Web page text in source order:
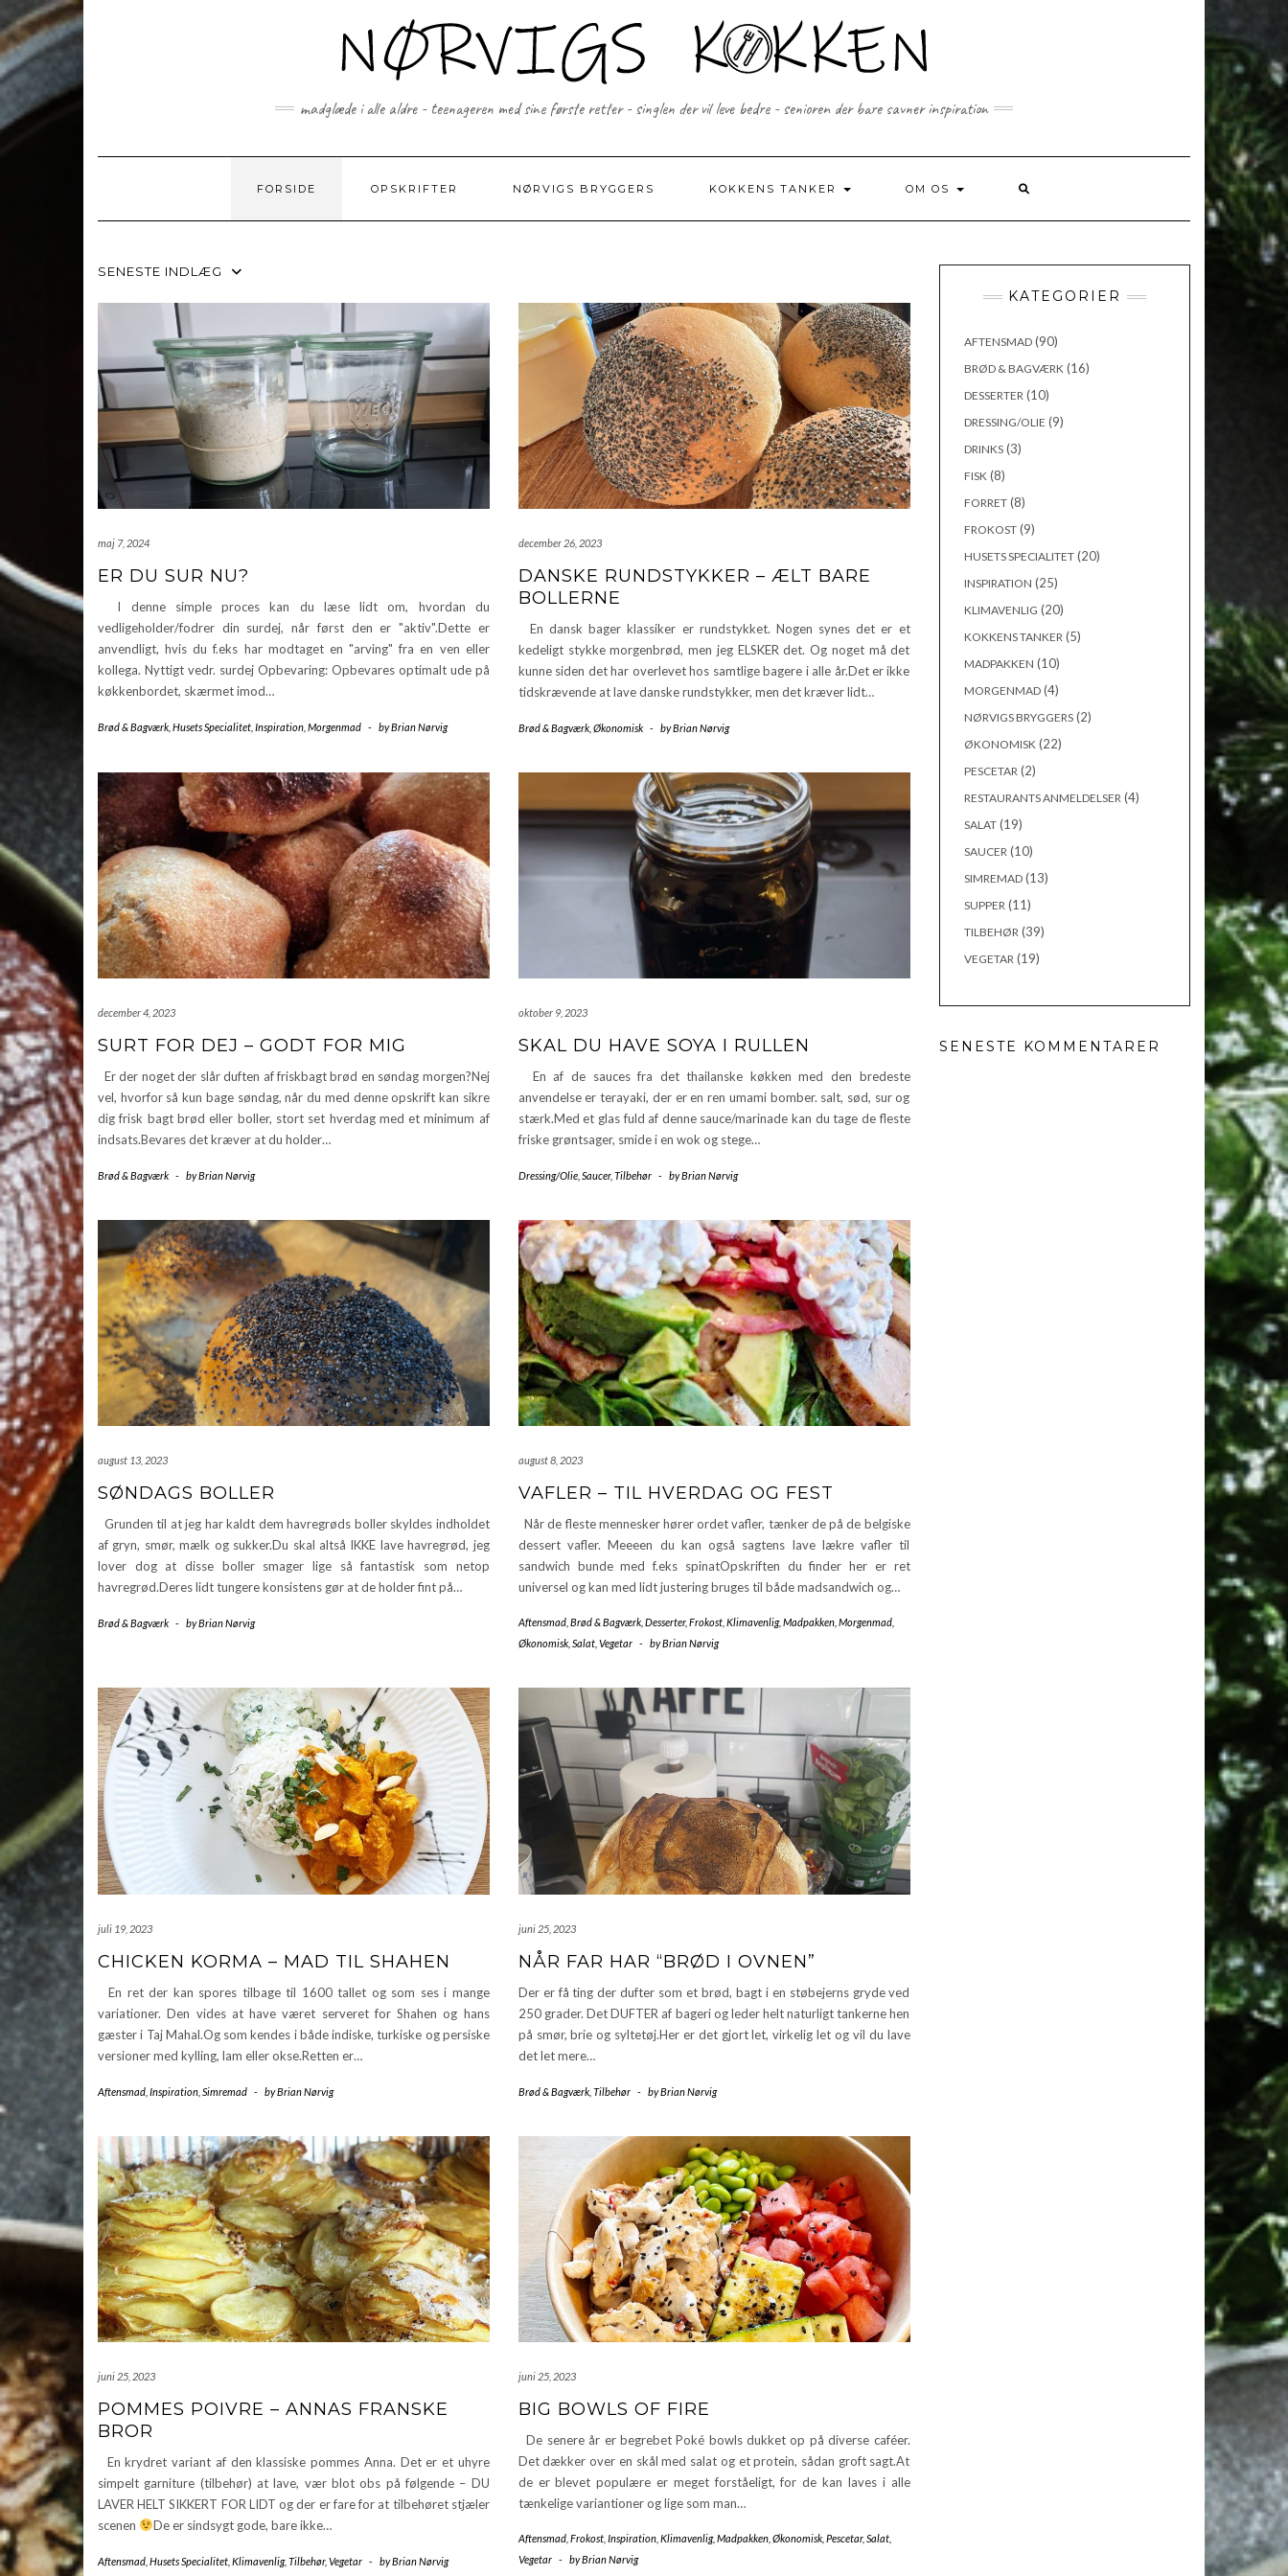
to
content
madglæde i alle aldre - teenageren med sine første retter - singlen der vil leve bedre - senioren der bare savner inspiration
FORSIDE OPSKRIFTER NØRVIGS BRYGGERS KOKKENS TANKER OM OS
SENESTE INDLÆG
maj 7, 2024
ER DU SUR NU?
I denne simple proces kan du læse lidt om, hvordan du
vedligeholder/fodrer din surdej, når først den er "aktiv".Dette er
anvendligt, hvis du f.eks har modtaget en "arving" fra en ven eller
kollega. Nyttigt vedr. surdej Opbevaring: Opbevares optimalt ude på
køkkenbordet, skærmet imod…
Brød & Bagværk Husets Specialitet Inspiration Morgenmad - byBrian Nørvig
december 26, 2023
DANSKE RUNDSTYKKER – ÆLT BARE
BOLLERNE
En dansk bager klassiker er rundstykket. Nogen synes det er et
kedeligt stykke morgenbrød, men jeg ELSKER det. Og noget må det
kunne siden det har overlevet hos samtlige bagere i alle år.Det er ikke
tidskrævende at lave danske rundstykker, men det kræver lidt…
Brød & Bagværk, Økonomisk - byBrian Nørvig
december 4, 2023
SURT FOR DEJ – GODT FOR MIG
Er der noget der slår duften af friskbagt brød en søndag morgen?Nej
vel, hvorfor så kun bage søndag, når du med denne opskrift kan sikre
dig frisk bagt brød eller boller, stort set hverdag med et minimum af
indsats.Bevares det kræver at du holder…
Brød & Bagværk - byBrian Nørvig
oktober 9, 2023
SKAL DU HAVE SOYA I RULLEN
En af de sauces fra det thailanske køkken med den bredeste
anvendelse er terayaki, der er en ren umami bomber. salt, sød, sur og
stærk.Med et glas fuld af denne sauce/marinade kan du tage de fleste
friske grøntsager, smide i en wok og stege…
Dressing/Olie, Saucer, Tilbehør - byBrian Nørvig
august 13, 2023
SØNDAGS BOLLER
Grunden til at jeg har kaldt dem havregrøds boller skyldes indholdet
af gryn, smør, mælk og sukker.Du skal altså IKKE lave havregrød, jeg
lover dog at disse boller smager lige så fantastisk som netop
havregrød.Deres lidt tungere konsistens gør at de holder fint på…
Brød & Bagværk - byBrian Nørvig
august 8, 2023
VAFLER – TIL HVERDAG OG FEST
Når de fleste mennesker hører ordet vafler, tænker de på de belgiske
dessert vafler. Meeeen du kan også sagtens lave lækre vafler til
sandwich bunde med f.eks spinatOpskriften du finder her er ret
universel og kan med lidt justering bruges til både madsandwich og…
Aftensmad, Brød & Bagværk, Desserter, Frokost, Klimavenlig, Madpakken, Morgenmad,
Økonomisk, Salat, Vegetar - byBrian Nørvig
juli 19, 2023
CHICKEN KORMA – MAD TIL SHAHEN
En ret der kan spores tilbage til 1600 tallet og som ses i mange
variationer. Den vides at have været serveret for Shahen og hans
gæster i Taj Mahal.Og som kendes i både indiske, turkiske og persiske
versioner med kylling, lam eller okse.Retten er…
Aftensmad Inspiration Simremad - byBrian Nørvig
juni 25, 2023
NÅR FAR HAR “BRØD I OVNEN”
Der er få ting der dufter som et brød, bagt i en støbejerns gryde ved
250 grader. Det DUFTER af bageri og leder helt naturligt tankerne hen
på smør, brie og syltetøj.Her er det gjort let, virkelig let og vil du lave
det let mere…
Brød & Bagværk, Tilbehør - byBrian Nørvig
juni 25, 2023
POMMES POIVRE – ANNAS FRANSKE
BROR
En krydret variant af den klassiske pommes Anna. Det er et uhyre
simpelt garniture (tilbehør) at lave, vær blot obs på følgende – DU
LAVER HELT SIKKERT FOR LIDT og der er fare for at tilbehøret stjæler
scenen
De er sindsygt gode, bare ikke…
Aftensmad Husets Specialitet Klimavenlig, Tilbehør, Vegetar - byBrian Nørvig
juni 25, 2023
BIG BOWLS OF FIRE
De senere år er begrebet Poké bowls dukket op på diverse caféer.
Det dækker over en skål med salat og et protein, sådan groft sagt.At
de er blevet populære er meget forståeligt, for de kan laves i alle
tænkelige variantioner og lige som man…
Aftensmad, Frokost, Inspiration, Klimavenlig, Madpakken, Økonomisk, Pescetar, Salat,
Vegetar - byBrian Nørvig
KATEGORIER
AFTENSMAD(90)
BRØD & BAGVÆRK (16)
DESSERTER (10)
DRESSING/OLIE (9)
DRINKS(3)
FISK (8)
FORRET(8)
FROKOST(9)
HUSETS SPECIALITET(20)
INSPIRATION (25)
KLIMAVENLIG (20)
KOKKENS TANKER (5)
MADPAKKEN (10)
MORGENMAD(4)
NØRVIGS BRYGGERS(2)
ØKONOMISK (22)
PESCETAR (2)
RESTAURANTS ANMELDELSER (4)
SALAT(19)
SAUCER (10)
SIMREMAD(13)
SUPPER (11)
TILBEHØR (39)
VEGETAR (19)
SENESTE KOMMENTARER